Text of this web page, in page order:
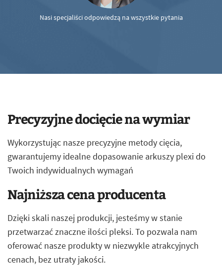
Nasi specjaliści odpowiedzą na wszystkie pytania
Precyzyjne docięcie na wymiar
Wykorzystując nasze precyzyjne metody cięcia,
gwarantujemy idealne dopasowanie arkuszy plexi do
Twoich indywidualnych wymagań
Najniższa cena producenta
Dzięki skali naszej produkcji, jesteśmy w stanie
przetwarzać znaczne ilości pleksi. To pozwala nam
oferować nasze produkty w niezwykle atrakcyjnych
cenach, bez utraty jakości.